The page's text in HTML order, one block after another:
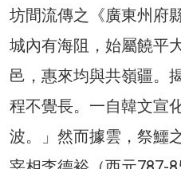
坊間流傳之《廣東州府
城內有海阻，始屬饒平
邑，惠來均與共嶺疆。
程不覺長。一自韓文宣
波。」然而據雲，祭鱷